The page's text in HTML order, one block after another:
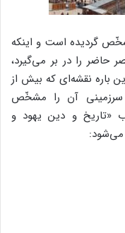
گردیده است و اینکه
حاضر را در بر می‌گیرد،
باره نقشه‌ای که بیش از
سرزمینی آن را مشخّص
«تاریخ و دین یهود و
می‌شود: